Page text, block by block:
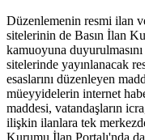
Düzenlemenin resmi ilan
sitelerinin de Basın İlan
kamuoyuna
sitelerinde yayınlanacak
esaslarını düzenleyen
müeyyidelerin internet
maddesi, vatandaşların
ilişkin ilanlara tek